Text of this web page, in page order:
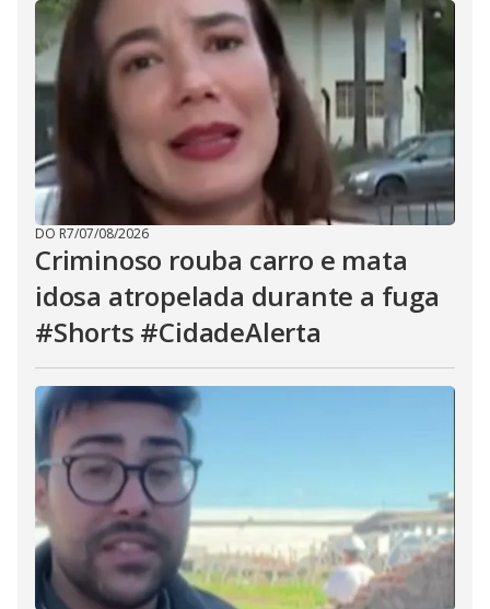
DO R7/07/08/2026
Criminoso rouba carro e mata
idosa atropelada durante a fuga
#Shorts #CidadeAlerta